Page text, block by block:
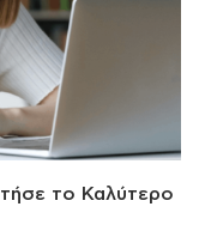
το Καλύτερο